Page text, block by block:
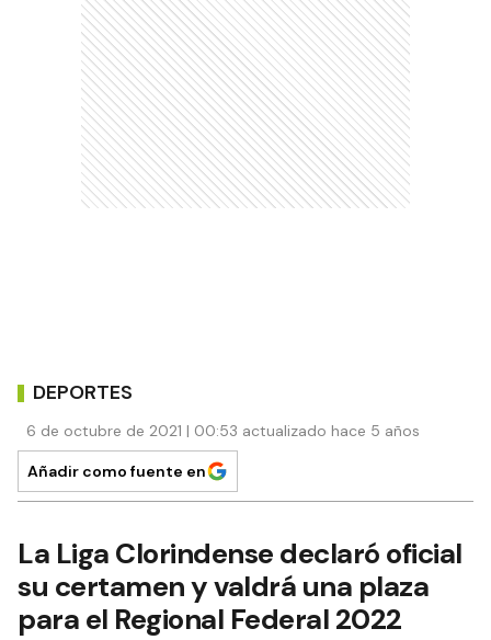
DEPORTES
6 de octubre de 2021 | 00:53 actualizado hace 5 años
Añadir como fuente en
La Liga Clorindense declaró oficial
su certamen y valdrá una plaza
para el Regional Federal 2022